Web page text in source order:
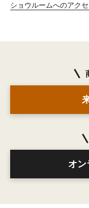
ショウルームへのアク
オン